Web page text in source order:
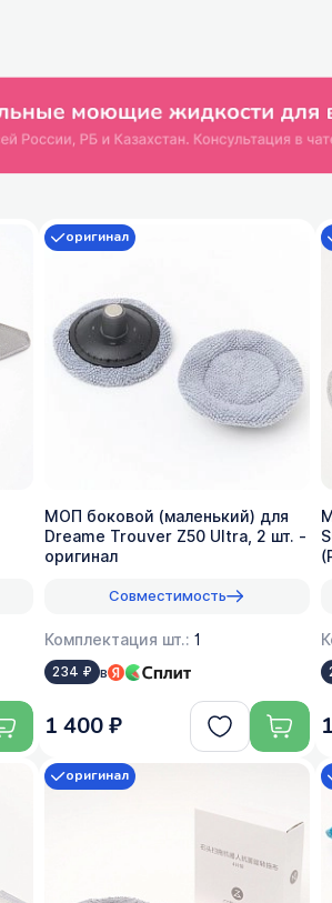
МОП боковой (маленький) для
Dreame Trouver Z50 Ultra, 2 шт. -
оригинал
Совместимость
Комплектация шт.: 1
234 ₽ в
оригинал
1 400 ₽
оригинал